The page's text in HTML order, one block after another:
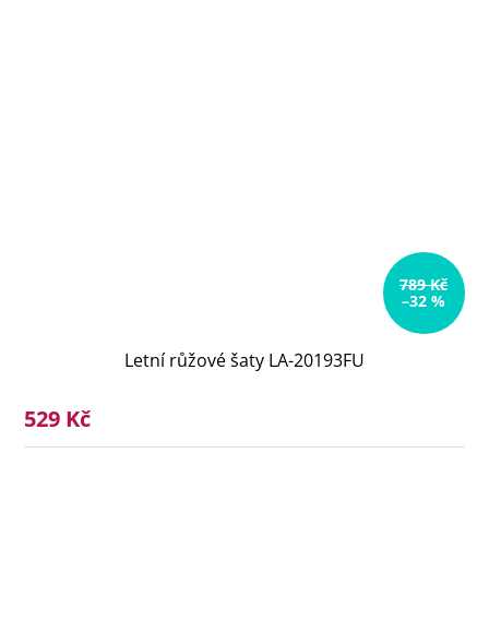
789 Kč
–32 %
Letní růžové šaty LA-20193FU
529 Kč